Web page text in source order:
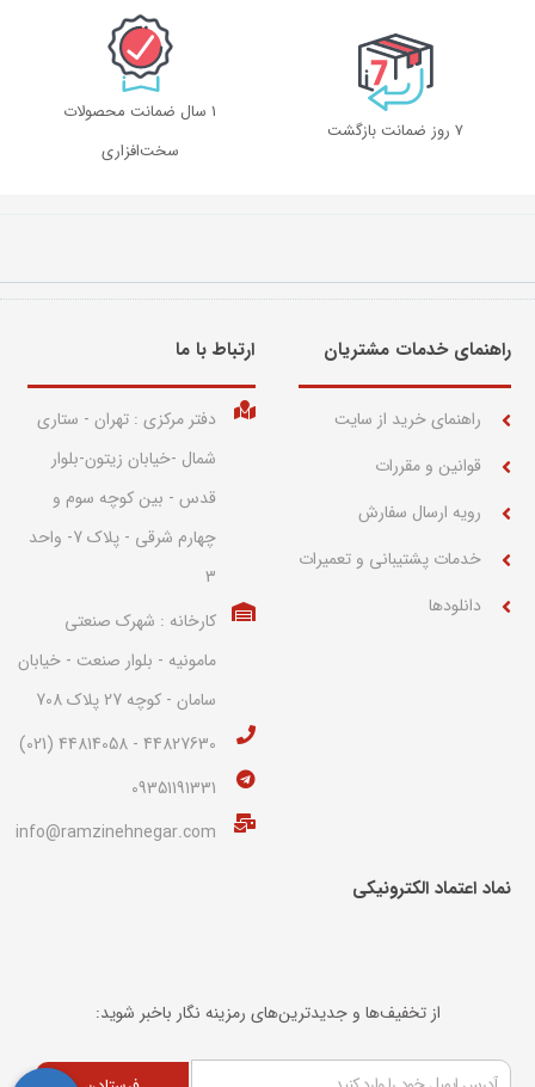
۷ روز ضمانت بازگشت
1 سال ضمانت محصولات
سخت‌افزاری
راهنمای خدمات مشتریان
راهنمای خرید از سایت
قوانین و مقررات
رویه ارسال سفارش
خدمات پشتیبانی و تعمیرات
دانلودها
ارتباط با ما​
دفتر مرکزی : تهران - ستاری
شمال -خیابان زیتون-بلوار
قدس - بین کوچه سوم و
چهارم شرقی - پلاک 7- واحد
3
کارخانه : شهرک صنعتی
مامونیه - بلوار صنعت - خیابان
سامان - کوچه 27 پلاک 708
44827630 - 44814058 (021)
09351191331
info@ramzinehnegar.com
نماد اعتماد الکترونیکی​
از تخفیف‌ها و جدیدترین‌های رمزینه نگار باخبر شوید: